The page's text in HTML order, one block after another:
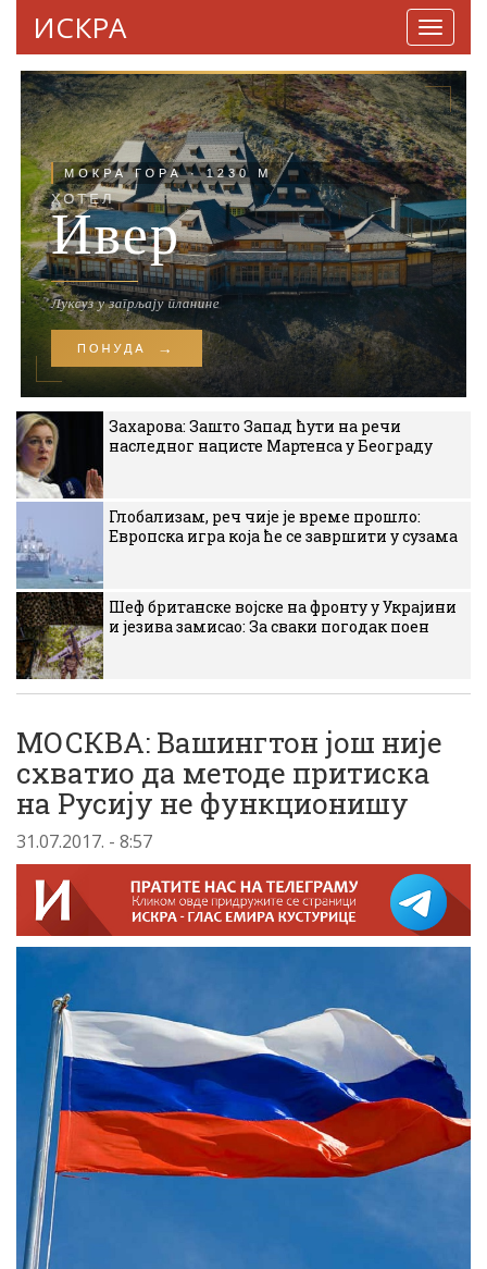
ИСКРА
Захарова: Зашто Запад ћути на речи
наследног нацисте Мартенса у Београду
Глобализам, реч чије је време прошло:
Европска игра која ће се завршити у сузама
Шеф британске војске на фронту у Украјини
и језива замисао: За сваки погодак поен
МОСКВА: Вашингтон још није
схватио да методе притиска
на Русију не функционишу
31.07.2017. - 8:57